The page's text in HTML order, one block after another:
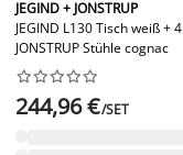
JEGIND + JONSTRUP
JEGIND L130 Tisch weiß + 4
JONSTRUP Stühle cognac






244,96 €/SET